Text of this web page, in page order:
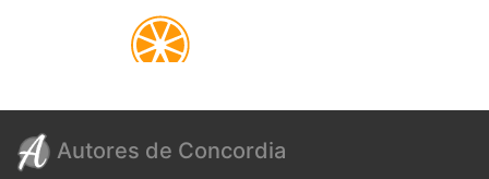
Autores de Concordia